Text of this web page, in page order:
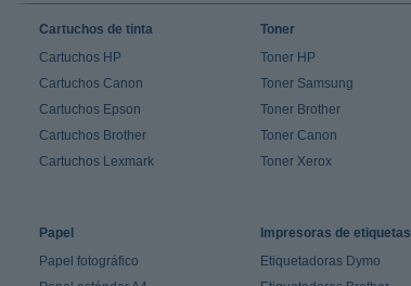
Cartuchos de tinta
Cartuchos HP
Cartuchos Canon
Cartuchos Epson
Cartuchos Brother
Cartuchos Lexmark
Toner
Toner HP
Toner Samsung
Toner Brother
Toner Canon
Toner Xerox
Papel
Papel fotográfico
Impresoras de etiquetas
Etiquetadoras Dymo